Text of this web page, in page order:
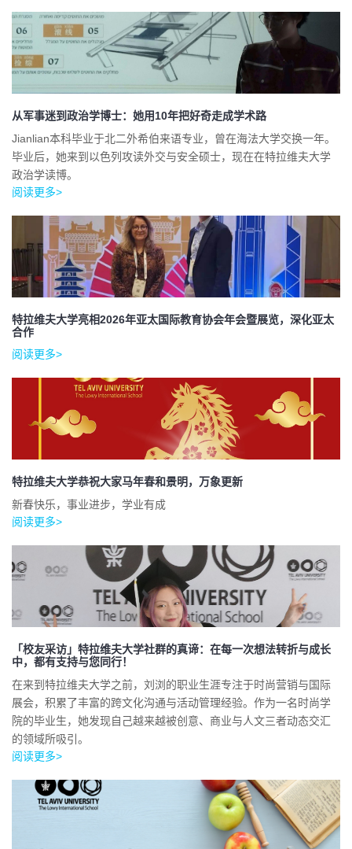
从军事迷到政治学博士：她用10年把好奇走成学术路
Jianlian本科毕业于北二外希伯来语专业，曾在海法大学交换一年。
毕业后，她来到以色列攻读外交与安全硕士，现在在特拉维夫大学
政治学读博。
阅读更多>
特拉维夫大学亮相2026年亚太国际教育协会年会暨展览，深化亚太
合作
阅读更多>
特拉维夫大学恭祝大家马年春和景明，万象更新
新春快乐，事业进步，学业有成
阅读更多>
「校友采访」特拉维夫大学社群的真谛：在每一次想法转折与成长
中，都有支持与您同行！
在来到特拉维夫大学之前，刘浏的职业生涯专注于时尚营销与国际
展会，积累了丰富的跨文化沟通与活动管理经验。作为一名时尚学
院的毕业生，她发现自己越来越被创意、商业与人文三者动态交汇
的领域所吸引。
阅读更多>